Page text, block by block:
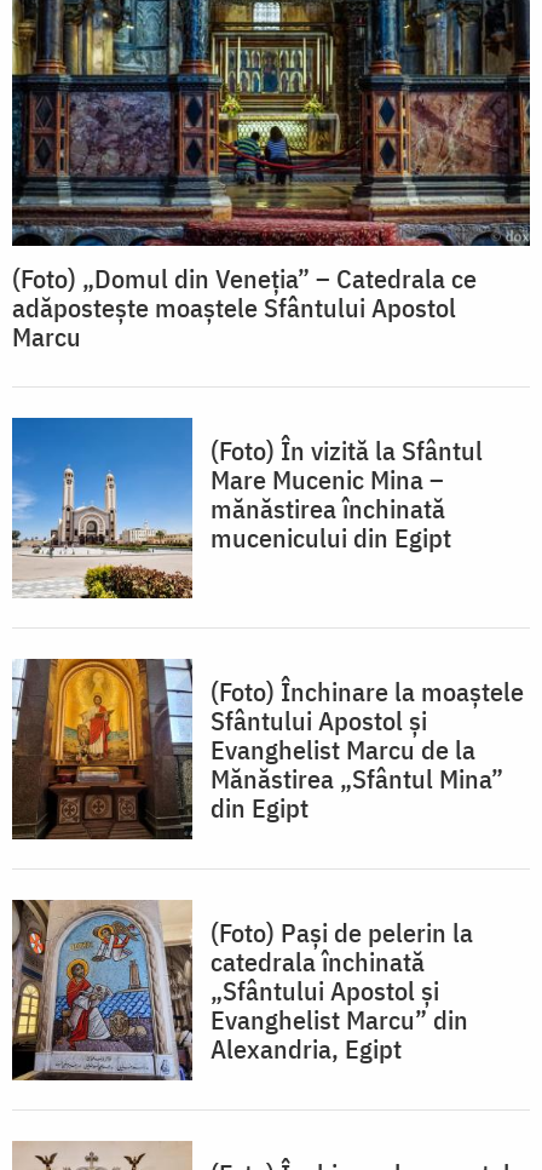
(Foto) „Domul din Veneția” – Catedrala ce
adăpostește moaștele Sfântului Apostol
Marcu
(Foto) În vizită la Sfântul
Mare Mucenic Mina –
mănăstirea închinată
mucenicului din Egipt
(Foto) Închinare la moaștele
Sfântului Apostol și
Evanghelist Marcu de la
Mănăstirea „Sfântul Mina”
din Egipt
(Foto) Pași de pelerin la
catedrala închinată
„Sfântului Apostol și
Evanghelist Marcu” din
Alexandria, Egipt